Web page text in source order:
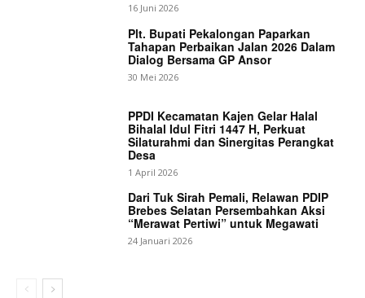
16 Juni 2026
Plt. Bupati Pekalongan Paparkan
Tahapan Perbaikan Jalan 2026 Dalam
Dialog Bersama GP Ansor
30 Mei 2026
PPDI Kecamatan Kajen Gelar Halal
Bihalal Idul Fitri 1447 H, Perkuat
Silaturahmi dan Sinergitas Perangkat
Desa
1 April 2026
Dari Tuk Sirah Pemali, Relawan PDIP
Brebes Selatan Persembahkan Aksi
“Merawat Pertiwi” untuk Megawati
24 Januari 2026